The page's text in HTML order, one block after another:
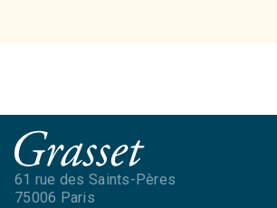
61 rue des Saints-Pères
75006 Paris